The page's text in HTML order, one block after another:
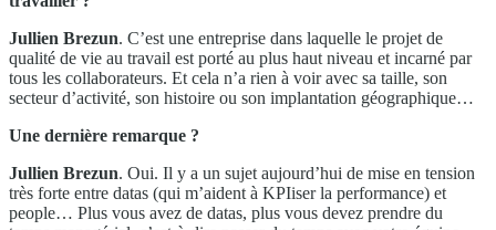
Jullien Brezun. C’est une entreprise dans laquelle le projet de
qualité de vie au travail est porté au plus haut niveau et incarné par
tous les collaborateurs. Et cela n’a rien à voir avec sa taille, son
secteur d’activité, son histoire ou son implantation géographique…
Une dernière remarque ?
Jullien Brezun. Oui. Il y a un sujet aujourd’hui de mise en tension
très forte entre datas (qui m’aident à KPIiser la performance) et
people… Plus vous avez de datas, plus vous devez prendre du